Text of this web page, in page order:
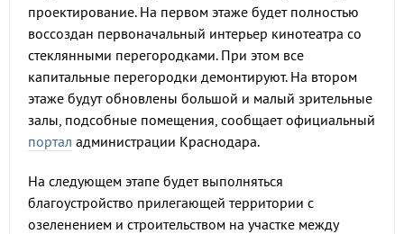
проектирование. На первом этаже будет полностью
воссоздан первоначальный интерьер кинотеатра со
стеклянными перегородками. При этом все
капитальные перегородки демонтируют. На втором
этаже будут обновлены большой и малый зрительные
залы, подсобные помещения, сообщает официальный
портал администрации Краснодара.
На следующем этапе будет выполняться
благоустройство прилегающей территории с
озеленением и строительством на участке между